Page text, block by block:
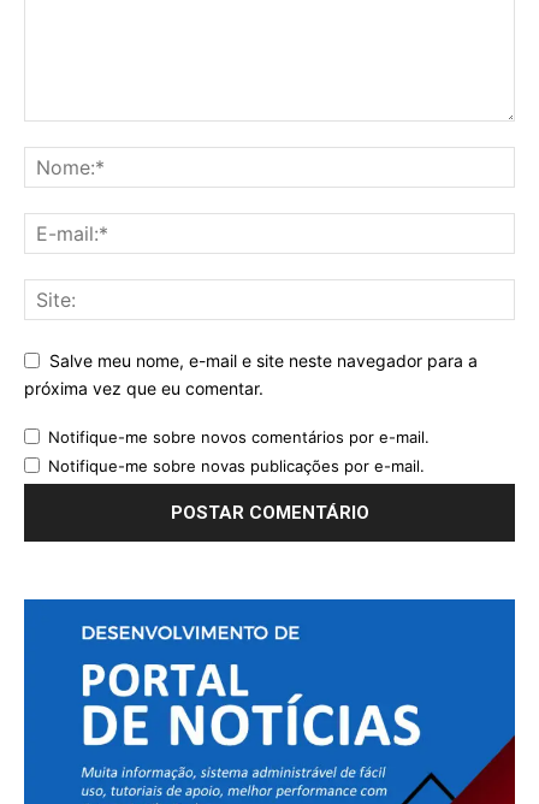
Salve meu nome, e-mail e site neste navegador para a
próxima vez que eu comentar.
Notifique-me sobre novos comentários por e-mail.
Notifique-me sobre novas publicações por e-mail.